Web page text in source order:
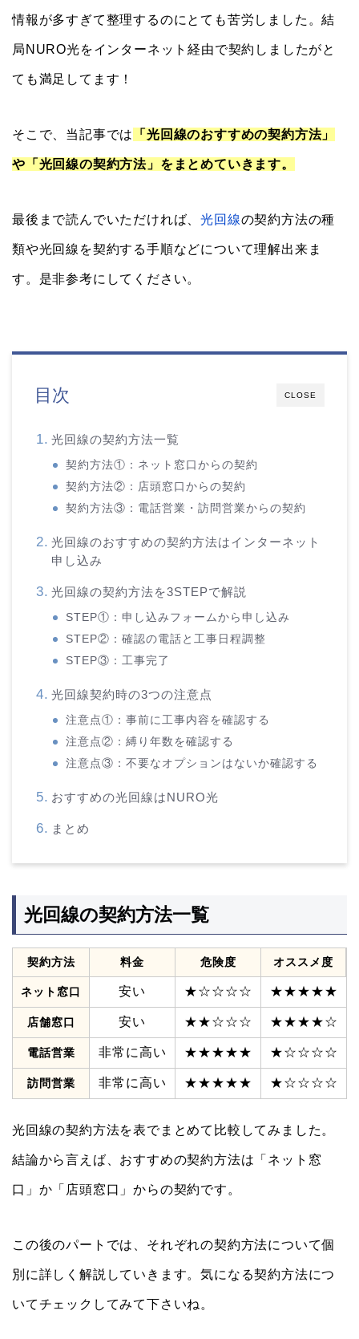
情報が多すぎて整理するのにとても苦労しました。結
局NURO光をインターネット経由で契約しましたがと
ても満足してます！
そこで、当記事では 「光回線のおすすめの契約方法」
や「光回線の契約方法」をまとめていきます。
最後まで読んでいただければ、光回線の契約方法の種
類や光回線を契約する手順などについて理解出来ま
す。是非参考にしてください。
CLOSE
目次
光回線の契約方法一覧
契約方法①：ネット窓口からの契約
契約方法②：店頭窓口からの契約
契約方法③：電話営業・訪問営業からの契約
光回線のおすすめの契約方法はインターネット
申し込み
光回線の契約方法を3STEPで解説
STEP①：申し込みフォームから申し込み
STEP②：確認の電話と工事日程調整
STEP③：工事完了
光回線契約時の3つの注意点
注意点①：事前に工事内容を確認する
注意点②：縛り年数を確認する
注意点③：不要なオプションはないか確認する
おすすめの光回線はNURO光
まとめ
光回線の契約方法一覧
契約方法 料金 危険度 オススメ度
ネット窓口 安い ★☆☆☆☆ ★★★★★
店舗窓口 安い ★★☆☆☆ ★★★★☆
電話営業 非常に高い ★★★★★ ★☆☆☆☆
訪問営業 非常に高い ★★★★★ ★☆☆☆☆
光回線の契約方法を表でまとめて比較してみました。
結論から言えば、おすすめの契約方法は「ネット窓
口」か「店頭窓口」からの契約です。
この後のパートでは、それぞれの契約方法について個
別に詳しく解説していきます。気になる契約方法につ
いてチェックしてみて下さいね。